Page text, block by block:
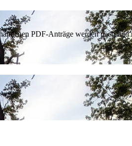
PDF-Anträge werden nach